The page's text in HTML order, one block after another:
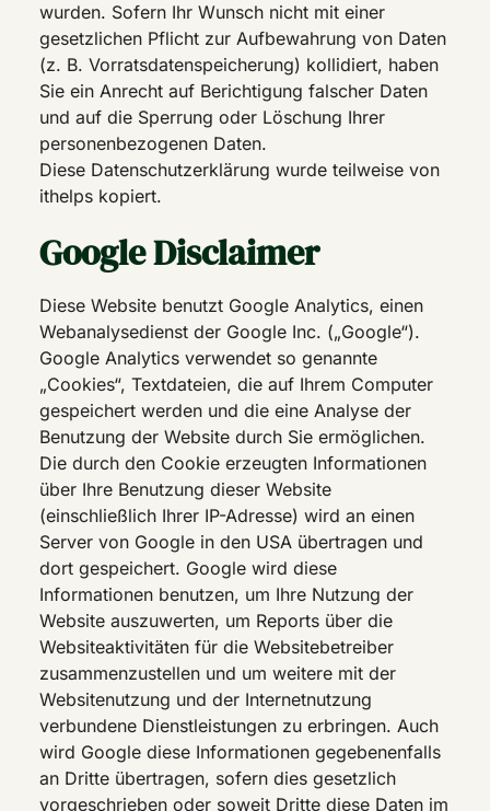
wurden. Sofern Ihr Wunsch nicht mit einer
gesetzlichen Pflicht zur Aufbewahrung von Daten
(z. B. Vorratsdatenspeicherung) kollidiert, haben
Sie ein Anrecht auf Berichtigung falscher Daten
und auf die Sperrung oder Löschung Ihrer
personenbezogenen Daten.
Diese Datenschutzerklärung wurde teilweise von
ithelps kopiert.
Google Disclaimer
Diese Website benutzt Google Analytics, einen
Webanalysedienst der Google Inc. („Google“).
Google Analytics verwendet so genannte
„Cookies“, Textdateien, die auf Ihrem Computer
gespeichert werden und die eine Analyse der
Benutzung der Website durch Sie ermöglichen.
Die durch den Cookie erzeugten Informationen
über Ihre Benutzung dieser Website
(einschließlich Ihrer IP-Adresse) wird an einen
Server von Google in den USA übertragen und
dort gespeichert. Google wird diese
Informationen benutzen, um Ihre Nutzung der
Website auszuwerten, um Reports über die
Websiteaktivitäten für die Websitebetreiber
zusammenzustellen und um weitere mit der
Websitenutzung und der Internetnutzung
verbundene Dienstleistungen zu erbringen. Auch
wird Google diese Informationen gegebenenfalls
an Dritte übertragen, sofern dies gesetzlich
vorgeschrieben oder soweit Dritte diese Daten im